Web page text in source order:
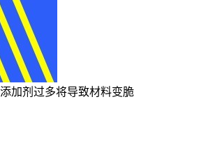
加剂过多将导致材料变脆